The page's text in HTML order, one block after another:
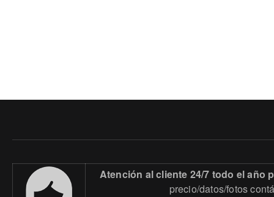
Atención al cliente 24/7 todo el año
precio/datos/fotos